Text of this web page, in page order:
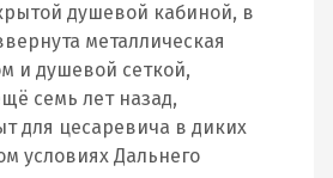
душевой кабиной, в
металлическая
и душевой сеткой,
семь лет назад,
для цесаревича в диких
условиях Дальнего